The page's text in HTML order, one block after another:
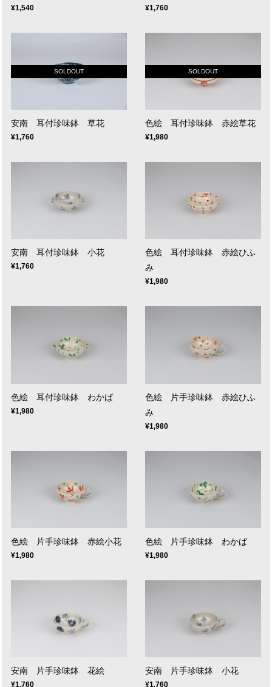
¥1,540 ¥1,760
SOLDOUT
安南 耳付珍味鉢 草花
¥1,760
SOLDOUT
色絵 耳付珍味鉢 赤絵草花
¥1,980
安南 耳付珍味鉢 小花
¥1,760
色絵 耳付珍味鉢 赤絵ひふ
み
¥1,980
色絵 耳付珍味鉢 わかば
¥1,980
色絵 片手珍味鉢 赤絵ひふ
み
¥1,980
色絵 片手珍味鉢 赤絵小花
¥1,980
色絵 片手珍味鉢 わかば
¥1,980
安南 片手珍味鉢 花絵
¥1,760
安南 片手珍味鉢 小花
¥1,760